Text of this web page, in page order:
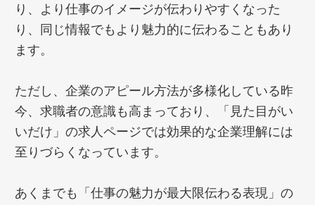
り、より仕事のイメージが伝わりやすくなった
り、同じ情報でもより魅力的に伝わることもあり
ます。
ただし、企業のアピール方法が多様化している昨
今、求職者の意識も高まっており、「見た目がい
いだけ」の求人ページでは効果的な企業理解には
至りづらくなっています。
あくまでも「仕事の魅力が最大限伝わる表現」の